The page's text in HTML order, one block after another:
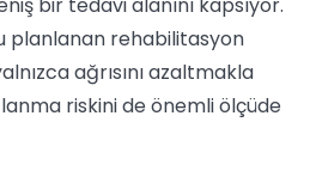
planlanan rehabilitasyon
ağrısını azaltmakla
riskini de önemli ölçüde